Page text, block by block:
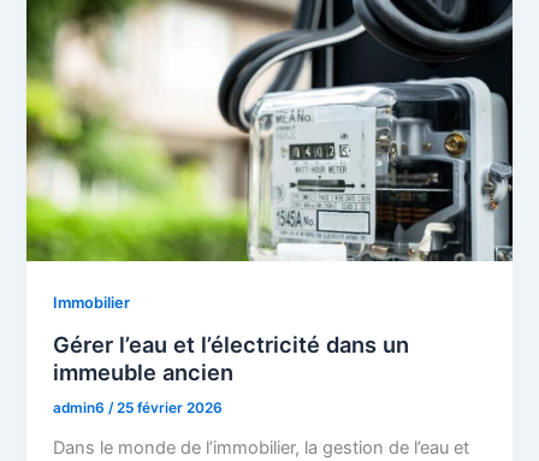
Immobilier
Gérer l’eau et l’électricité dans un
immeuble ancien
admin6/25 février 2026
Dans le monde de l’immobilier, la gestion de l’eau et